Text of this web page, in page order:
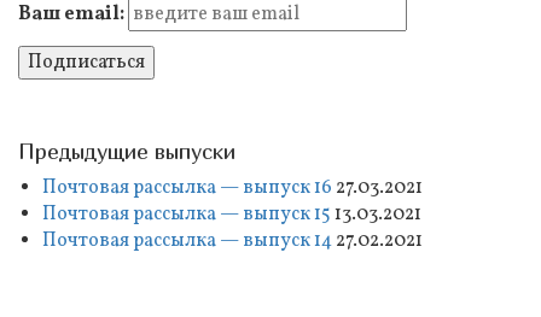
Ваш email:
Предыдущие выпуски
Почтовая рассылка — выпуск 16 27.03.2021
Почтовая рассылка — выпуск 1513.03.2021
Почтовая рассылка — выпуск 1427.02.2021